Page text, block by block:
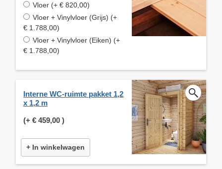
Vloer (+ € 820,00)
Vloer + Vinylvloer (Grijs) (+
€ 1.788,00)
Vloer + Vinylvloer (Eiken) (+
€ 1.788,00)
Interne WC-ruimte pakket 1,2
x 1,2 m
(+ € 459,00 )
+ In winkelwagen